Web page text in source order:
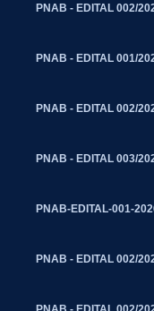
PNAB - EDITAL 002/
PNAB - EDITAL 001/
PNAB - EDITAL 002/
PNAB - EDITAL 003/
PNAB-EDITAL-001-
PNAB - EDITAL 002/